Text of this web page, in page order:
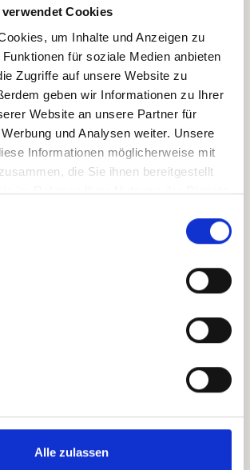
Cookies
um Inhalte und Anzeigen zu
für soziale Medien anbieten
Zugriffe auf unsere Website zu
geben wir Informationen zu Ihrer
Website an unsere Partner für
und Analysen weiter. Unsere
Informationen möglicherweise mit
die Sie ihnen bereitgestellt
im Rahmen Ihrer Nutzung der Dienste
Alle zulassen